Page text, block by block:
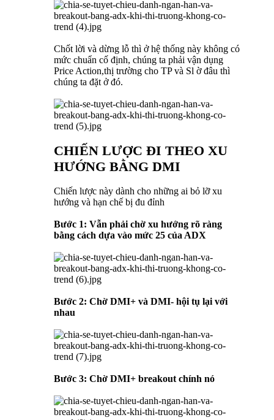
Chốt lời và dừng lỗ thì ở hệ thống này không có
mức chuẩn cố định, chúng ta phải vận dụng
Price Action,thị trường cho TP và Sl ờ đâu thì
chúng ta đặt ở đó.
CHIẾN LƯỢC ĐI THEO XU
HƯỚNG BẰNG DMI
Chiến lược này dành cho những ai bỏ lỡ xu
hướng và hạn chế bị đu đỉnh
Bước 1: Vẫn phải chờ xu hướng rõ ràng
bằng cách dựa vào mức 25 của ADX
Bước 2: Chờ DMI+ và DMI- hội tụ lại với
nhau
Bước 3: Chờ DMI+ breakout chính nó